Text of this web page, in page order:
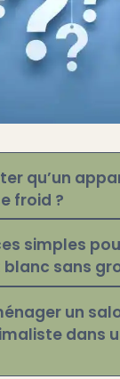
qu’un
froid ?
simples
sans
un
dans